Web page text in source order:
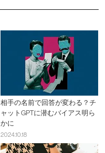
相手の名前で回答が変わる？チ
ャットGPTに潜むバイアス明ら
かに
2024.10.18